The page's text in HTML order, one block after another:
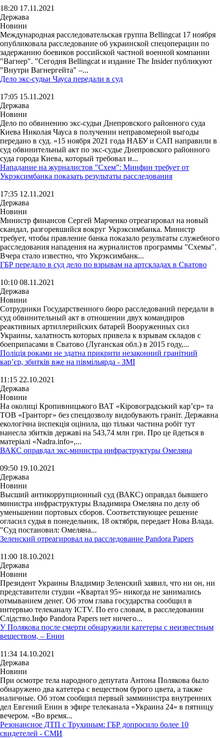
18:20 17.11.2021
Держава
Новини
Международная расследовательская группа Bellingcat 17 ноября
опубликовала расследование об украинской спецоперации по
задержанию боевиков российской частной военной компании
"Вагнер". "Сегодня Bellingcat и издание The Insider публикуют
"Внутри Вагнергейта" –...
Дело экс-судьи Чауса передали в суд
17:05 15.11.2021
Держава
Новини
Дело по обвинению экс-судьи Днепровского районного суда
Киева Николая Чауса в получении неправомерной выгоды
передано в суд. «15 ноября 2021 года НАБУ и САП направили в
суд обвинительный акт по экс-судье Днепровского районного
суда города Киева, который требовал и...
Нападание на журналистов "Схем": Минфин требует от
Укрэксимбанка показать результаты расследования
17:35 12.11.2021
Держава
Новини
Министр финансов Сергей Марченко отреагировал на новый
скандал, разгоревшийся вокруг Укрэксимбанка. Министр
требует, чтобы правление банка показало результаты служебного
расследования нападения на журналистов программы "Схемы".
Вчера стало известно, что Укрэксимбанк...
ГБР передало в суд дело по взрывам на артскладах в Сватово
10:10 08.11.2021
Держава
Новини
Сотрудники Государственного бюро расследований передали в
суд обвинительный акт в отношении двух командиров
реактивных артиллерийских батарей Вооруженных сил
Украины, халатность которых привела к взрывам складов с
боеприпасами в Сватово (Луганская обл.) в 2015 году,...
Поліція роками не здатна прикрити незаконний гранітний
кар’єр, збитків вже на півмільярда - ЗМІ
11:15 22.10.2021
Держава
Новини
На околиці Кропивницького ВАТ «Кіровоградський кар’єр» та
ТОВ «Гранторг» без спецдозволу видобувають граніт. Державна
екологічна інспекція оцінила, що тільки частина робіт тут
нанесла збитків державі на 543,74 млн грн. Про це йдеться в
матеріалі «Nadra.info»,...
ВАКС оправдал экс-министра инфраструктуры Омеляна
09:50 19.10.2021
Держава
Новини
Высший антикоррупционный суд (ВАКС) оправдал бывшего
министра инфраструктуры Владимира Омеляна по делу об
уменьшении портовых сборов. Соответствующее решение
огласил судья в понедельник, 18 октября, передает Нова Влада.
"Суд постановил: Омеляна...
Зеленский отреагировал на расследование Pandora Papers
11:00 18.10.2021
Держава
Новини
Президент Украины Владимир Зеленский заявил, что ни он, ни
представители студии «Квартал 95» никогда не занимались
отмыванием денег. Об этом глава государства сообщил в
интервью телеканалу ICTV. По его словам, в расследовании
Слідство.Інфо Pandora Papers нет ничего...
У Полякова после смерти обнаружили катетеры с неизвестным
веществом, – Енин
11:34 14.10.2021
Держава
Новини
При осмотре тела народного депутата Антона Полякова было
обнаружено два катетера с веществом бурого цвета, а также
наличные. Об этом сообщил первый замминистра внутренних
дел Евгений Енин в эфире телеканала «Украина 24» в пятницу
вечером. «Во время...
Резонансное ДТП с Трухиным: ГБР допросило более 10
свидетелей - СМИ